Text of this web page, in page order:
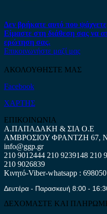
Δεν βρήκατε αυτό που
Είμαστε στη διάθεση σας να
ερώτηση σας.
Επικοινωνήστε μαζί μας
ΑΚΟΛΟΥΘΗΣΤΕ ΜΑΣ
Facebook
ΧΑΡΤΗΣ
ΕΠΙΚΟΙΝΩΝΙΑ
Α.ΠΑΠΑΔΑΚΗ & ΣΙΑ Ο.Ε
ΑΜΒΡΟΣΙΟΥ ΦΡΑΝΤΖΗ 67,
info@ggp.gr
210 9012444 210 9239148 210
210 9026839
Κινητό-Viber-whatsapp :
Δευτέρα - Παρασκευή 8:00 -
ΔΕΧΟΜΑΣΤΕ ΚΑΙ